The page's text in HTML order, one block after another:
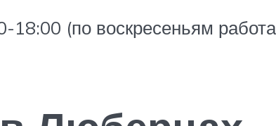
(по воскресеньям